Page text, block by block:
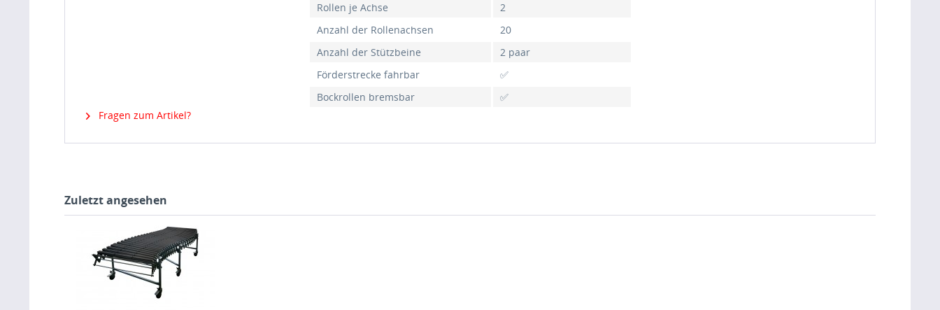
Rollen je Achse
2
Anzahl der Rollenachsen
20
Anzahl der Stützbeine
2 paar
Förderstrecke fahrbar
✅
Bockrollen bremsbar
✅
Fragen zum Artikel?
Zuletzt angesehen